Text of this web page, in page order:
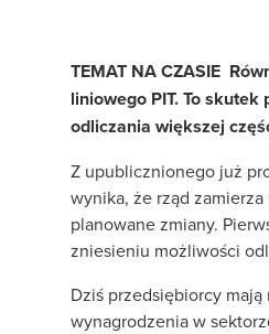
TEMAT NA CZASIE
liniowego PIT. To
odliczania większej
Z upublicznionego już
wynika, że rząd
planowane zmiany.
zniesieniu możliwości
Dziś przedsiębiorcy
wynagrodzenia w